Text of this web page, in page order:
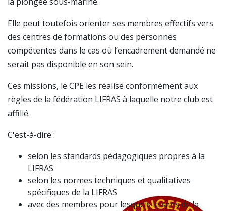
Elle peut toutefois orienter ses membres effectifs vers
des centres de formations ou des personnes
compétentes dans le cas où l’encadrement demandé ne
serait pas disponible en son sein.
Ces missions, le CPE les réalise conformément aux
règles de la fédération LIFRAS à laquelle notre club est
affilié.
C'est-à-dire :
selon les standards pédagogiques propres à la
LIFRAS
selon les normes techniques et qualitatives
spécifiques de la LIFRAS
avec des membres pour lesquels le sens de la